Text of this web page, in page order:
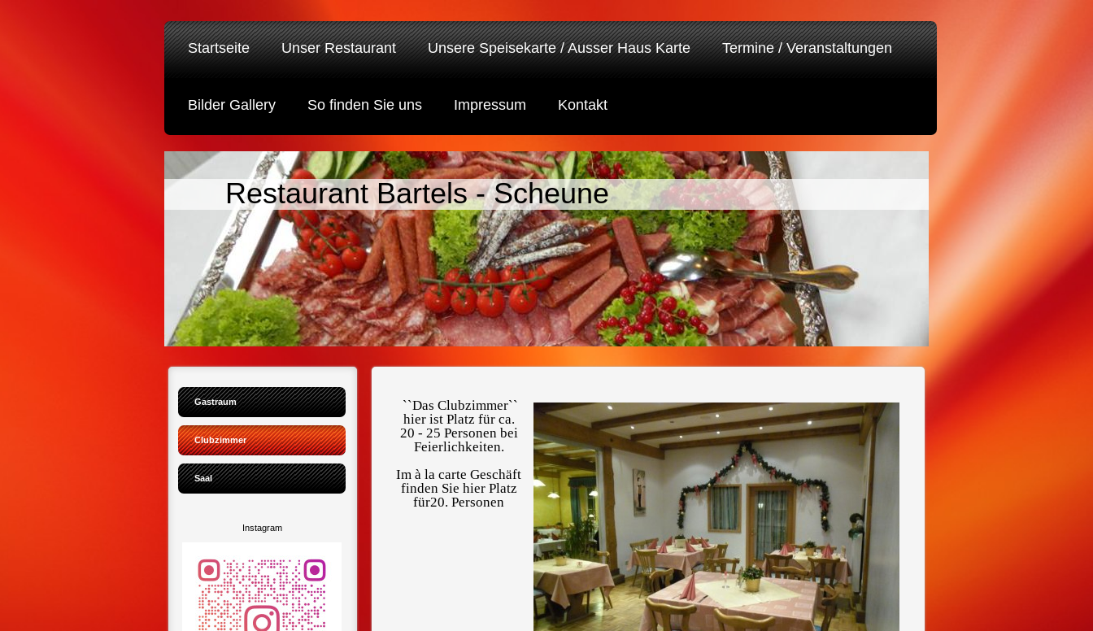
Startseite Unser Restaurant Unsere Speisekarte / Ausser Haus Karte Termine / Veranstaltungen
Bilder Gallery So finden Sie uns Impressum Kontakt
Restaurant Bartels - Scheune
Gastraum
Clubzimmer
Saal
Instagram
``Das Clubzimmer``
hier ist Platz für ca.
20 - 25 Personen bei
Feierlichkeiten.
Im à la carte Geschäft
finden Sie hier Platz
für20. Personen